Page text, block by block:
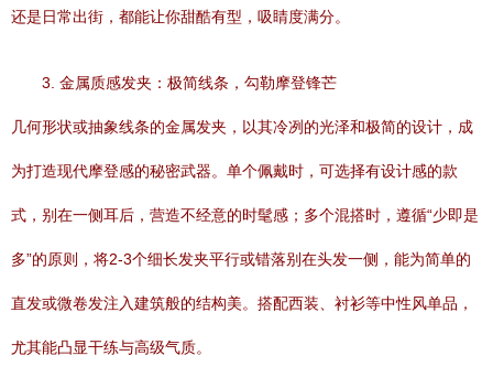
还是日常出街，都能让你甜酷有型，吸睛度满分。
3. 金属质感发夹：极简线条，勾勒摩登锋芒
几何形状或抽象线条的金属发夹，以其冷冽的光泽和极简的设计，成
为打造现代摩登感的秘密武器。单个佩戴时，可选择有设计感的款
式，别在一侧耳后，营造不经意的时髦感；多个混搭时，遵循“少即是
多”的原则，将2-3个细长发夹平行或错落别在头发一侧，能为简单的
直发或微卷发注入建筑般的结构美。搭配西装、衬衫等中性风单品，
尤其能凸显干练与高级气质。